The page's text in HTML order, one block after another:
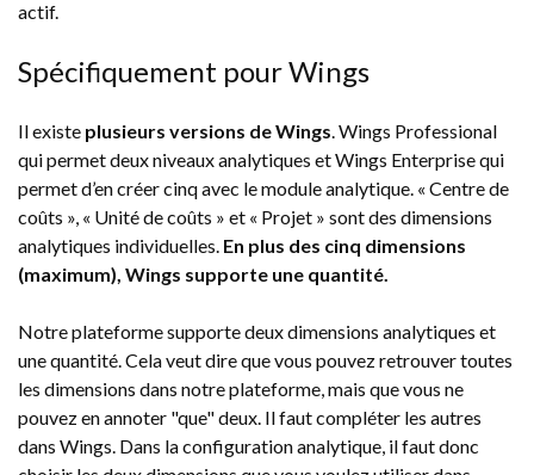
actif.
Spécifiquement pour Wings
Il existe plusieurs versions de Wings. Wings Professional
qui permet deux niveaux analytiques et Wings Enterprise qui
permet d’en créer cinq avec le module analytique. « Centre de
coûts », « Unité de coûts » et « Projet » sont des dimensions
analytiques individuelles. En plus des cinq dimensions
(maximum), Wings supporte une quantité.
Notre plateforme supporte deux dimensions analytiques et
une quantité. Cela veut dire que vous pouvez retrouver toutes
les dimensions dans notre plateforme, mais que vous ne
pouvez en annoter "que" deux. Il faut compléter les autres
dans Wings. Dans la configuration analytique, il faut donc